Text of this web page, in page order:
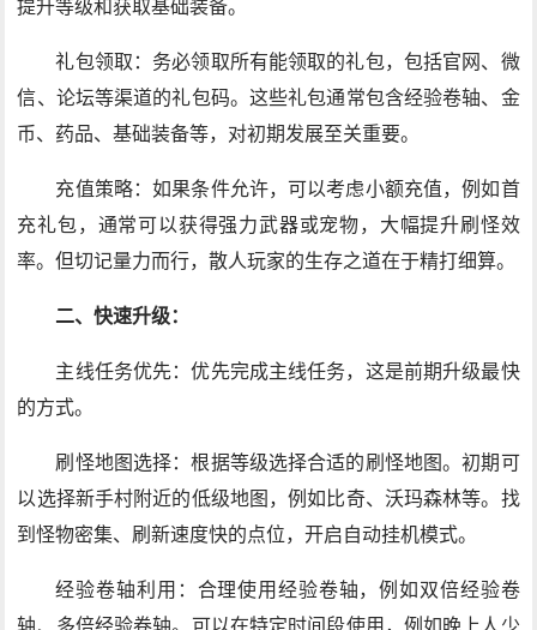
提升等级和获取基础装备。
礼包领取：务必领取所有能领取的礼包，包括官网、微
信、论坛等渠道的礼包码。这些礼包通常包含经验卷轴、金
币、药品、基础装备等，对初期发展至关重要。
充值策略：如果条件允许，可以考虑小额充值，例如首
充礼包，通常可以获得强力武器或宠物，大幅提升刷怪效
率。但切记量力而行，散人玩家的生存之道在于精打细算。
二、快速升级：
主线任务优先：优先完成主线任务，这是前期升级最快
的方式。
刷怪地图选择：根据等级选择合适的刷怪地图。初期可
以选择新手村附近的低级地图，例如比奇、沃玛森林等。找
到怪物密集、刷新速度快的点位，开启自动挂机模式。
经验卷轴利用：合理使用经验卷轴，例如双倍经验卷
轴、多倍经验卷轴。可以在特定时间段使用，例如晚上人少